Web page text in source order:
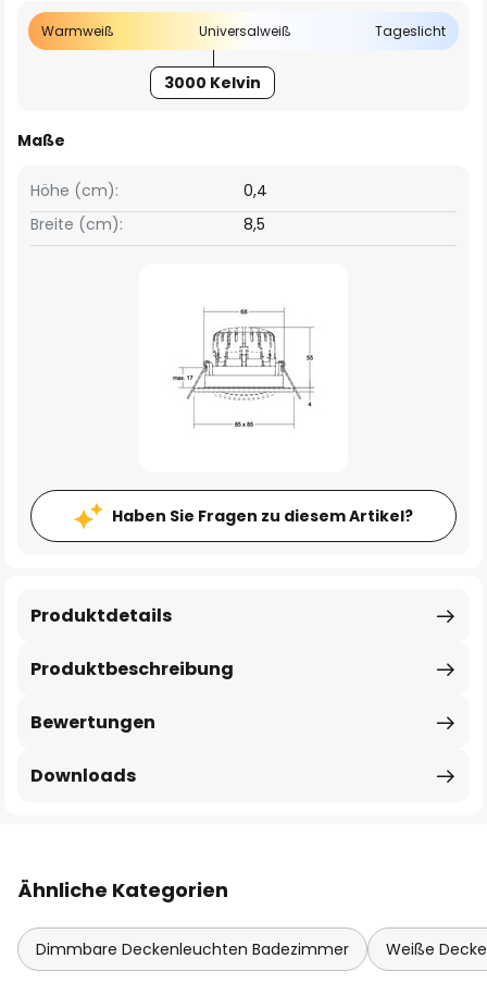
Warmweiß Universalweiß Tageslicht
3000 Kelvin
Maße
Breite (cm): 8,5
Höhe (cm): 0,4
Haben Sie Fragen zu diesem Artikel?
Produktbeschreibung
Produktdetails
Bewertungen
Downloads
Ähnliche Kategorien
Dimmbare Deckenleuchten Badezimmer Weiße